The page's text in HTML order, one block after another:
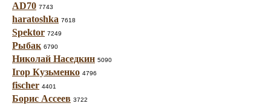
AD70 7743
haratoshka 7618
Spektor 7249
Рыбак 6790
Николай Наседкин 5090
Ігор Кузьменко 4796
fischer 4401
Борис Ассеев 3722